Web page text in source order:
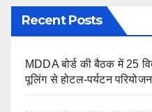
Recent Posts
MDDA बोर्ड की बैठक में 25
पूलिंग से होटल-पर्यटन